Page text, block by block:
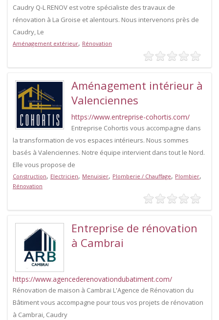
Caudry Q-L RENOV est votre spécialiste des travaux de
rénovation à La Groise et alentours. Nous intervenons près de
Caudry, Le
Aménagement extérieur, Rénovation
Aménagement intérieur à
Valenciennes
https://www.entreprise-cohortis.com/
Entreprise Cohortis vous accompagne dans
la transformation de vos espaces intérieurs. Nous sommes
basés à Valenciennes. Notre équipe intervient dans tout le Nord.
Elle vous propose de
Construction, Electricien, Menuisier, Plomberie / Chauffage, Plombier,
Rénovation
Entreprise de rénovation
à Cambrai
https://www.agencederenovationdubatiment.com/
Rénovation de maison à Cambrai L'Agence de Rénovation du
Bâtiment vous accompagne pour tous vos projets de rénovation
à Cambrai, Caudry